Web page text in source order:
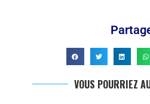
VOUS POURRIEZ